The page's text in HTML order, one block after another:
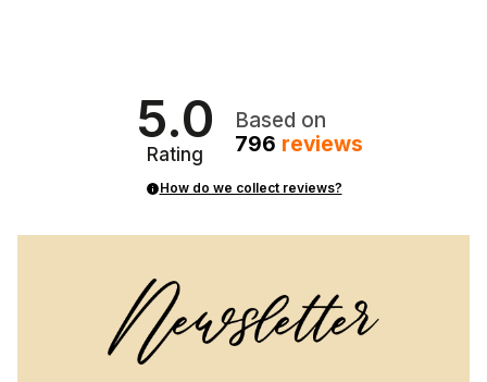
5.0
Rating
Based on
796 reviews
How do we collect reviews?